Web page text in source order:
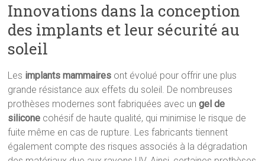
Innovations dans la conception
des implants et leur sécurité au
soleil
Les implants mammaires ont évolué pour offrir une plus
grande résistance aux effets du soleil. De nombreuses
prothèses modernes sont fabriquées avec ungel de
silicone cohésif de haute qualité, qui minimise le risque de
fuite même en cas de rupture. Les fabricants tiennent
également compte des risques associés à la dégradation